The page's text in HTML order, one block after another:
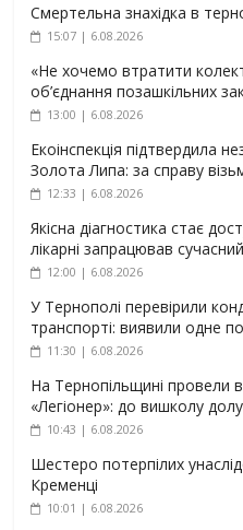
Смертельна знахідка в
15:07 | 6.08.2026
«Не хочемо втратити
об’єднання позашкільних
13:00 | 6.08.2026
Екоінспекція підтвердила
Золота Липа: за справу
12:33 | 6.08.2026
Якісна діагностика стає
лікарні запрацював
12:00 | 6.08.2026
У Тернополі перевірили
транспорті: виявили одне
11:30 | 6.08.2026
На Тернопільщині провели
«Легіонер»: до вишколу
10:43 | 6.08.2026
Шестеро потерпілих
Кременці
10:01 | 6.08.2026